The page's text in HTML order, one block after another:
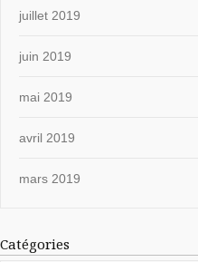
juillet 2019
juin 2019
mai 2019
avril 2019
mars 2019
Catégories